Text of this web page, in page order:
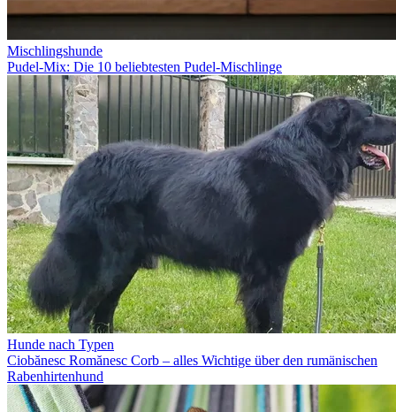
Mischlingshunde
Pudel-Mix: Die 10 beliebtesten Pudel-Mischlinge
Hunde nach Typen
Ciobănesc Romănesc Corb – alles Wichtige über den rumänischen
Rabenhirtenhund